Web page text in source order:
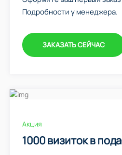
Подробности у менеджера.
ЗАКАЗАТЬ СЕЙЧАС
Акция
1000 визиток в